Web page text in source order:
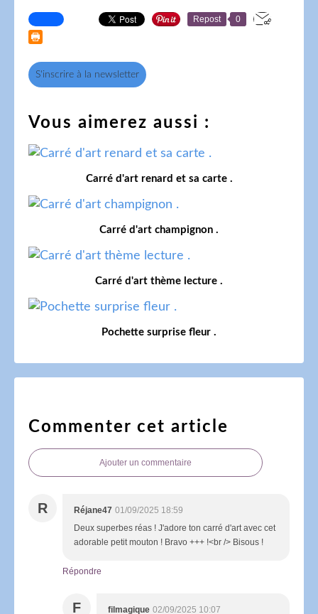
Repost 0
S'inscrire à la newsletter
Vous aimerez aussi :
Carré d'art renard et sa carte .
Carré d'art champignon .
Carré d'art thème lecture .
Pochette surprise fleur .
Commenter cet article
Ajouter un commentaire
R Réjane47 01/09/2025 18:59
Deux superbes réas ! J'adore ton carré d'art avec cet
adorable petit mouton ! Bravo +++ !<br /> Bisous !
Répondre
F filmagique 02/09/2025 10:07